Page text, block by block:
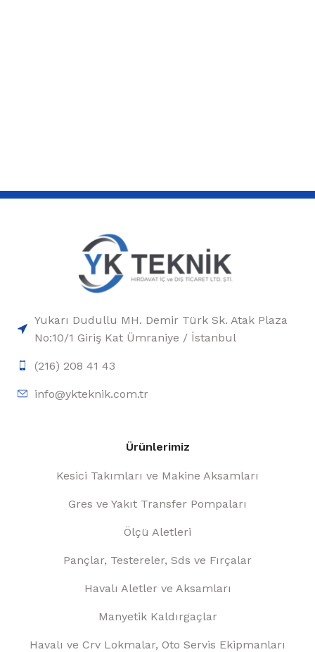
Yukarı Dudullu MH. Demir Türk Sk. Atak Plaza
No:10/1 Giriş Kat Ümraniye / İstanbul
(216) 208 41 43
info@ykteknik.com.tr
Ürünlerimiz
Kesici Takımları ve Makine Aksamları
Gres ve Yakıt Transfer Pompaları
Ölçü Aletleri
Pançlar, Testereler, Sds ve Fırçalar
Havalı Aletler ve Aksamları
Manyetik Kaldırgaçlar
Havalı ve Crv Lokmalar, Oto Servis Ekipmanları